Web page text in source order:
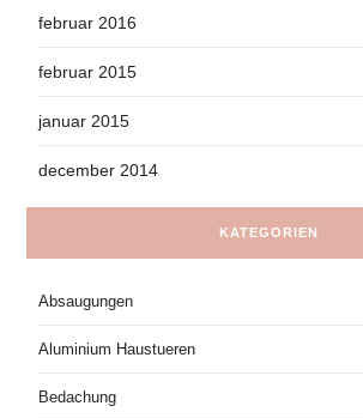
februar 2016
februar 2015
januar 2015
december 2014
KATEGORIEN
Absaugungen
Aluminium Haustueren
Bedachung